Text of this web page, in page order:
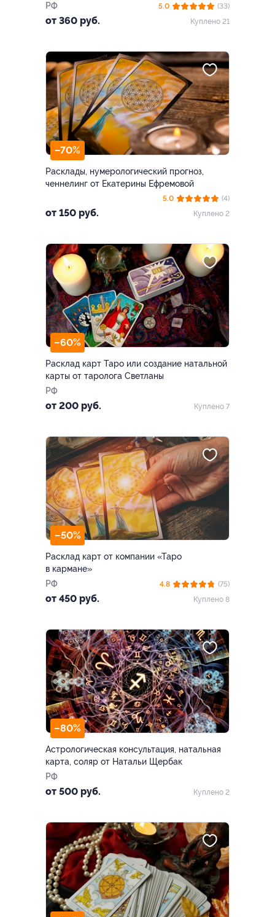
РФ
от 360 руб.
5.0
(33)
Куплено 21
–70%
Расклады, нумерологический прогноз,
ченнелинг от Екатерины Ефремовой
от 150 руб.
5.0
(4)
Куплено 2
–60%
Расклад карт Таро или создание натальной
карты от таролога Светланы
РФ
от 200 руб. Куплено 7
–50%
Расклад карт от компании «Таро
в кармане»
РФ
от 450 руб.
4.8
(75)
Куплено 8
–80%
Астрологическая консультация, натальная
карта, соляр от Натальи Щербак
РФ
от 500 руб. Куплено 2